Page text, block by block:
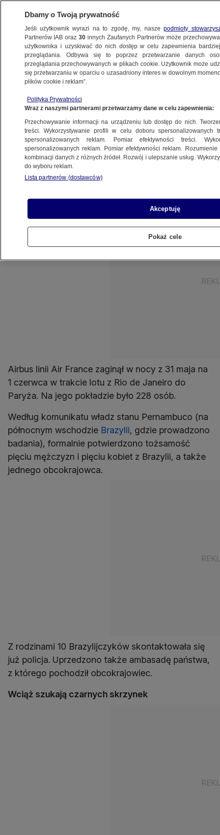
ŚWIAT
22.06.2009, 00:08Aktualizacja:22.06.2009, 05:52
Udostępnij
Zidentyfikowano pierwsze ciała ofiar katastrofy
Airbusa, który trzy tygodnie temu rozbił się nad
Atlantykiem. Formalnie potwierdzono tożsamość
Airbus linii Air France zaginął w nocy z 31 maja na
1 czerwca w trakcie lotu z Rio de Janeiro do
Paryża. Na jego pokładzie było 228 osób.
Według komunikatu władz stanu Pernambuco (na
północnym wschodzie Brazylii, gdzie prowadzono
badania), formalnie potwierdzono tożsamość
pięciu mężczyzn i pięciu kobiet z Brazylii, a także
jednego obcokrajowca.
Z rodzinami 10 Brazylijczyków skontaktowała się
już policja. Uprzedzono także ambasadę państwa,
z którego pochodził obcokrajowiec.
Wciąż szukają czarnych skrzynek
Dbamy o Twoją prywatność
Jeśli użytkownik wyrazi na to zgodę, my, naszepodmioty
Partnerów IAB oraz30 innych Zaufanych Partnerów może
użytkownika i uzyskiwać do nich dostęp w celu zapewnienia
przeglądania. Odbywa się to poprzez przetwarzanie danych
przeglądania przechowywanych w plikach cookie. Użytkownik może
się przetwarzaniu w oparciu o uzasadniony interes w dowolnym
plików cookie i reklam”.
Polityka Prywatności
Wraz z naszymi partnerami przetwarzamy dane w celu zapewnienia:
Przechowywanie informacji na urządzeniu lub dostęp do nich.
treści. Wykorzystywanie profili w celu doboru spersonalizowanych
spersonalizowanych reklam. Pomiar efektywności treści.
spersonalizowanych reklam. Pomiar efektywności reklam.
kombinacji danych z różnych źródeł. Rozwój i ulepszanie usług.
do wyboru reklam.
Lista partnerów (dostawców)
Akceptuję
Pokaż cele